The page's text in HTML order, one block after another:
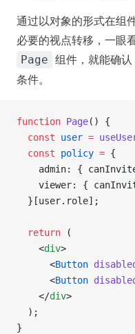
通过以对象的形式在组
必要的视点转移，一眼
Page 组件，就能确认
条件。
function Page() {
  const
user =
  const
policy = {
admin: {
viewer: {
  }[user.role];
  return
(
    <
div>
      <
Button
      <
Button
    </
div>
  );
}